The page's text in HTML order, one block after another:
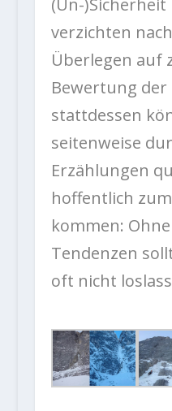
verzichten
Überlegen auf
Bewertung der
stattdessen
seitenweise
Erzählungen
hoffentlich
kommen:
Tendenzen
oft nicht